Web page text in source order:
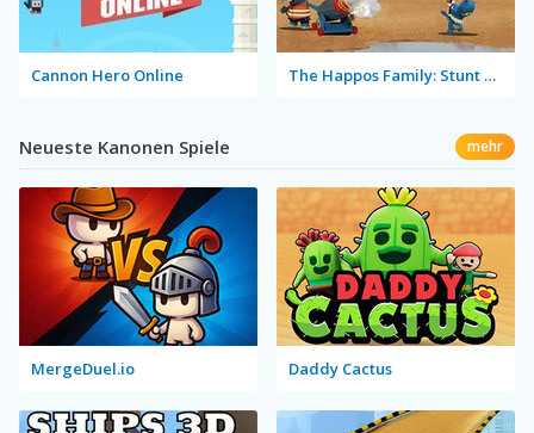
Cannon Hero Online The Happos Family: Stunt Happo
Neueste Kanonen Spiele mehr
MergeDuel.io Daddy Cactus